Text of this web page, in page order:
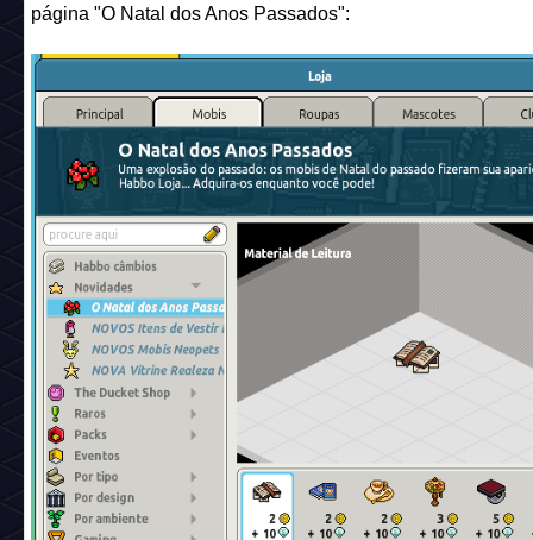
página "O Natal dos Anos Passados":